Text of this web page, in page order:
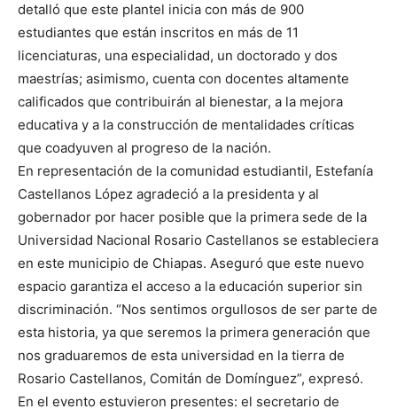
detalló que este plantel inicia con más de 900
estudiantes que están inscritos en más de 11
licenciaturas, una especialidad, un doctorado y dos
maestrías; asimismo, cuenta con docentes altamente
calificados que contribuirán al bienestar, a la mejora
educativa y a la construcción de mentalidades críticas
que coadyuven al progreso de la nación.
En representación de la comunidad estudiantil, Estefanía
Castellanos López agradeció a la presidenta y al
gobernador por hacer posible que la primera sede de la
Universidad Nacional Rosario Castellanos se estableciera
en este municipio de Chiapas. Aseguró que este nuevo
espacio garantiza el acceso a la educación superior sin
discriminación. “Nos sentimos orgullosos de ser parte de
esta historia, ya que seremos la primera generación que
nos graduaremos de esta universidad en la tierra de
Rosario Castellanos, Comitán de Domínguez”, expresó.
En el evento estuvieron presentes: el secretario de